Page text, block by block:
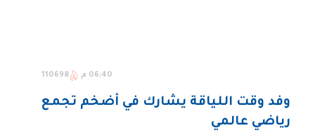
06:40 م 110698
وفد وقت اللياقة يشارك في أضخم تجمع
رياضي عالمي